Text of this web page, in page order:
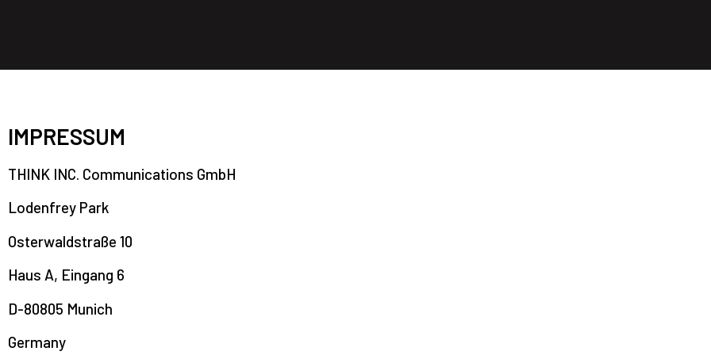
IMPRESSUM
THINK INC. Communications GmbH
Lodenfrey Park
Osterwaldstraße 10
Haus A, Eingang 6
D-80805 Munich
Germany